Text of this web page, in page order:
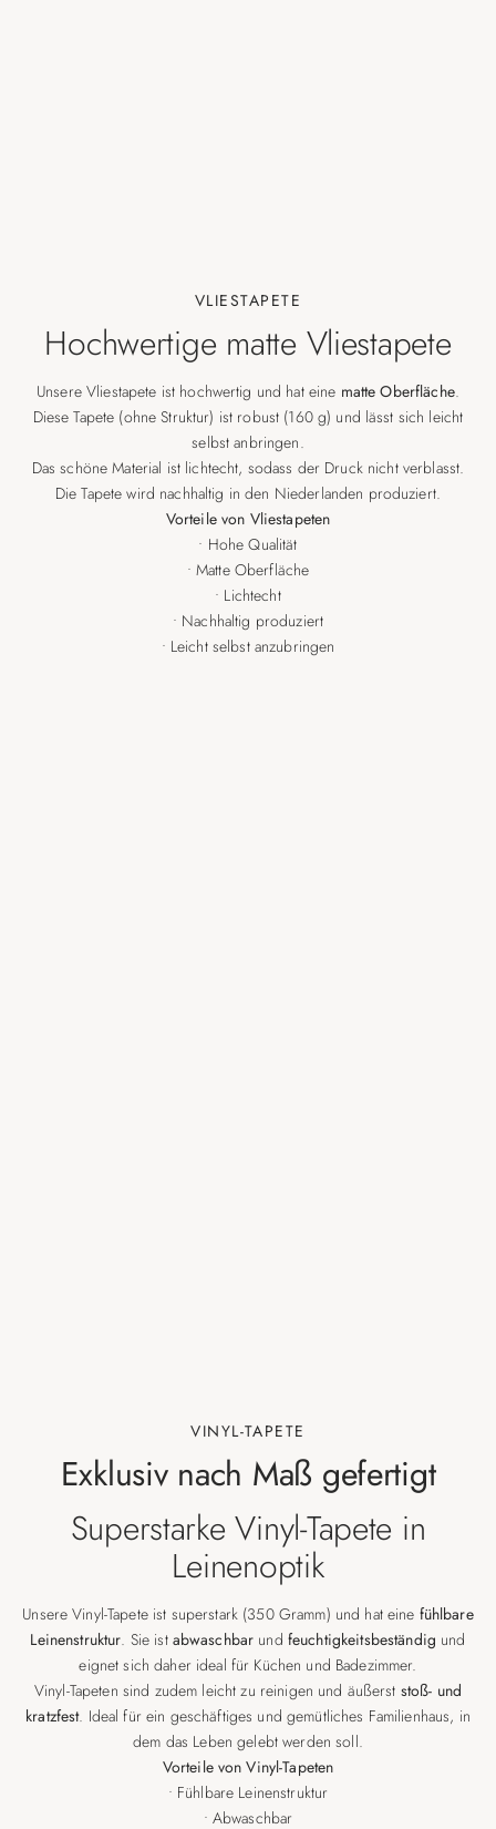
VLIESTAPETE
Hochwertige matte Vliestapete
Unsere Vliestapete ist hochwertig und hat eine matte Oberfläche.
Diese Tapete (ohne Struktur) ist robust (160 g) und lässt sich leicht
selbst anbringen.
Das schöne Material ist lichtecht, sodass der Druck nicht verblasst.
Die Tapete wird nachhaltig in den Niederlanden produziert.
Vorteile von Vliestapeten
• Hohe Qualität
• Matte Oberfläche
• Lichtecht
• Nachhaltig produziert
• Leicht selbst anzubringen
VINYL-TAPETE
Exklusiv nach Maß gefertigt
Superstarke Vinyl-Tapete in
Leinenoptik
Unsere Vinyl-Tapete ist superstark (350 Gramm) und hat eine fühlbare
Leinenstruktur. Sie ist abwaschbar und feuchtigkeitsbeständig und
eignet sich daher ideal für Küchen und Badezimmer.
Vinyl-Tapeten sind zudem leicht zu reinigen und äußerst stoß- und
kratzfest. Ideal für ein geschäftiges und gemütliches Familienhaus, in
dem das Leben gelebt werden soll.
Vorteile von Vinyl-Tapeten
• Fühlbare Leinenstruktur
• Abwaschbar